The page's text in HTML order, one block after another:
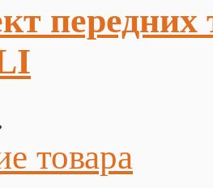
передних
товара